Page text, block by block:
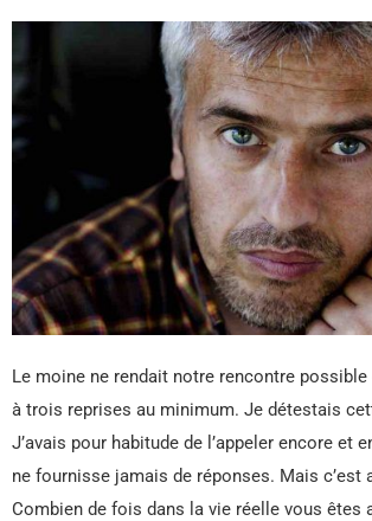
Le moine ne rendait notre rencontre possible
à trois reprises au minimum. Je détestais
J’avais pour habitude de l’appeler encore et
ne fournisse jamais de réponses. Mais c’est
Combien de fois dans la vie réelle vous êtes